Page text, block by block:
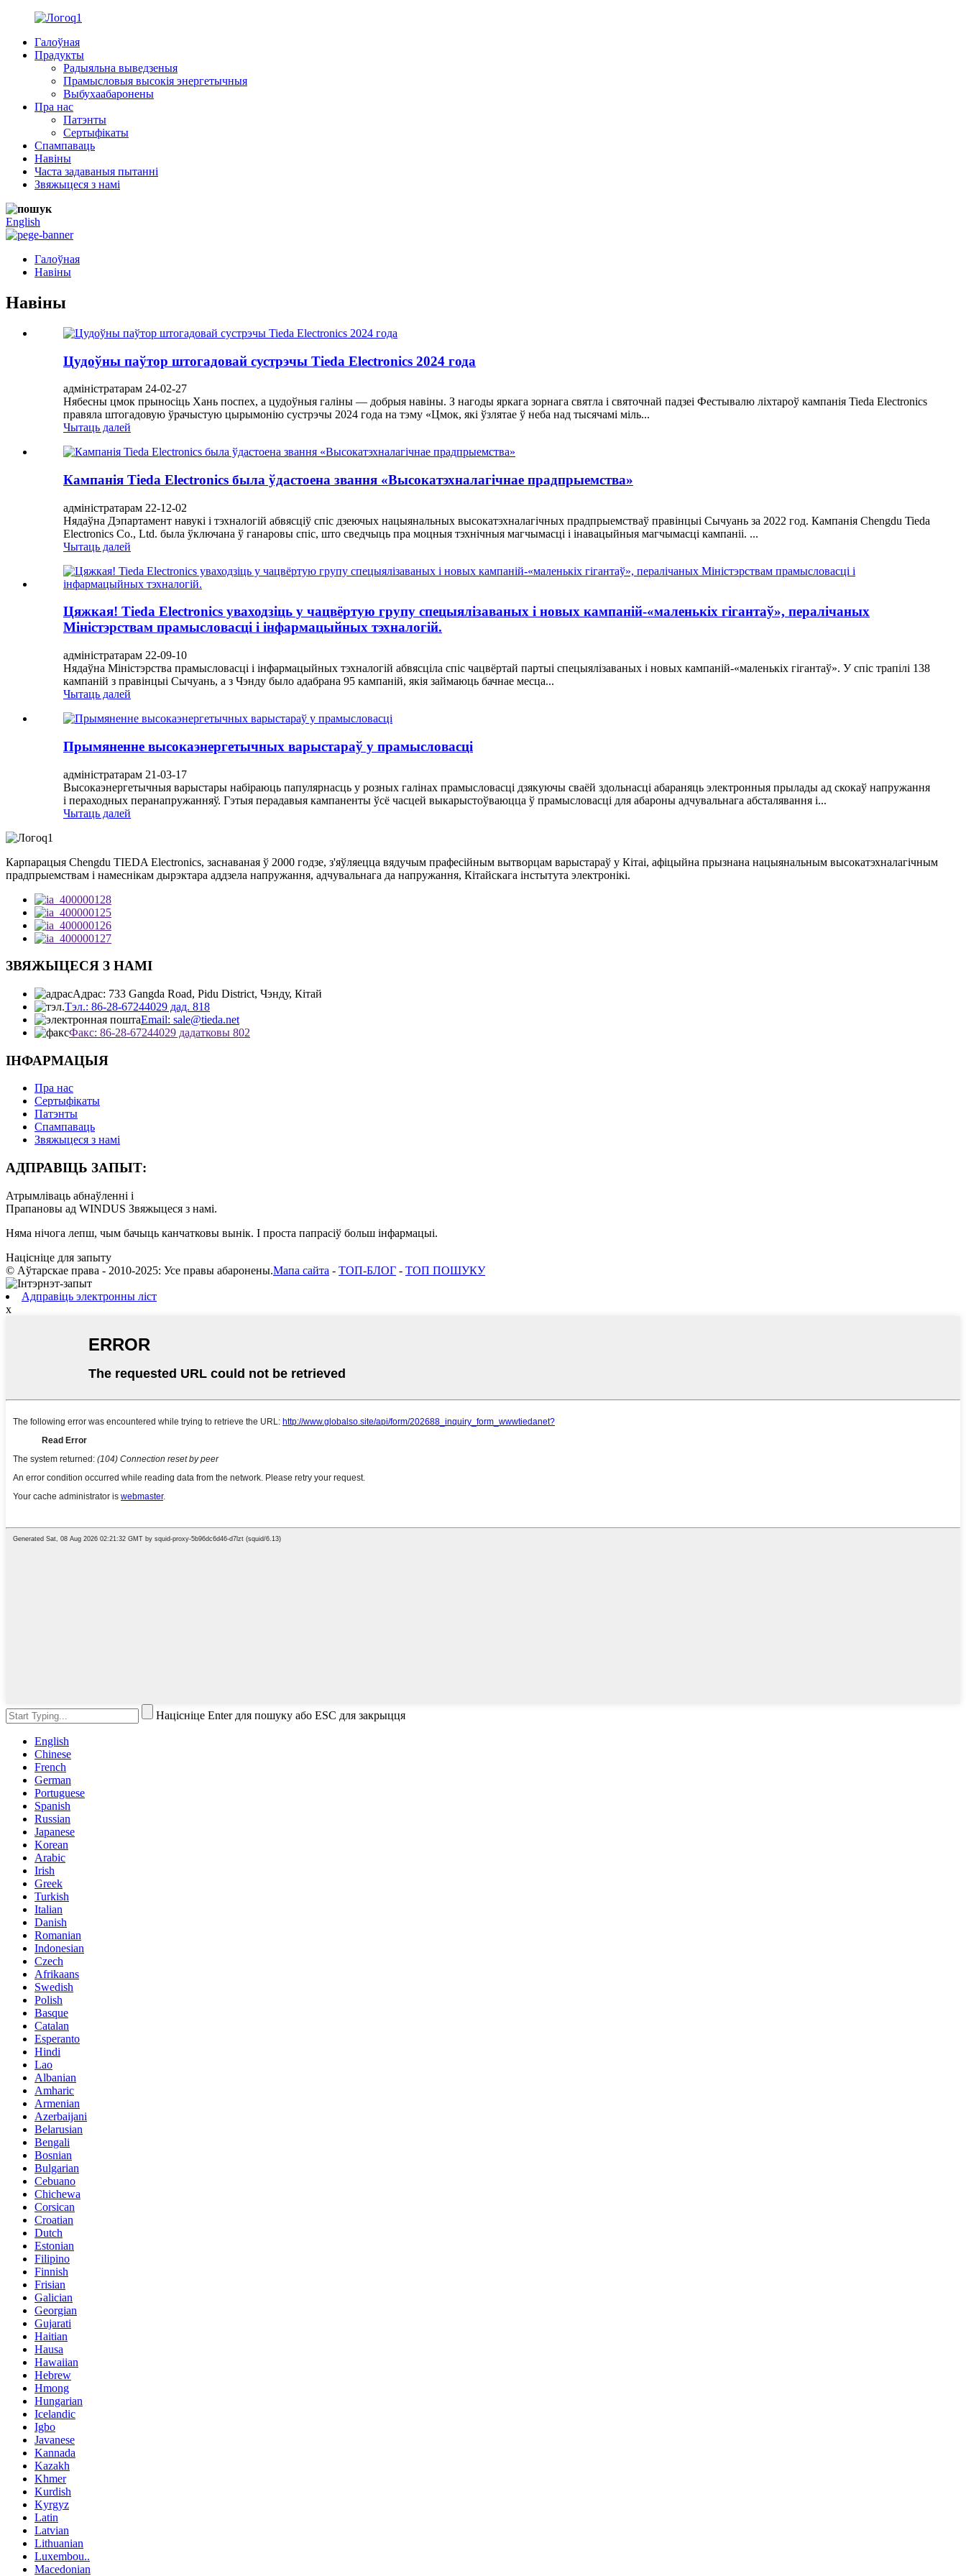
Галоўная
Прадукты
Радыяльна выведзеныя
Прамысловыя высокія энергетычныя
Выбухаабаронены
Пра нас
Патэнты
Сертыфікаты
Спампаваць
Навіны
Часта задаваныя пытанні
Звяжыцеся з намі
English
Галоўная
Навіны
Навіны
Цудоўны паўтор штогадовай сустрэчы Tieda Electronics 2024 года
адміністратарам 24-02-27
Нябесны цмок прыносіць Хань поспех, а цудоўныя галіны — добрыя навіны. З нагоды яркага зорнага святла і святочнай падзеі Фестывалю ліхтароў кампанія Tieda Electronics
правяла штогадовую ўрачыстую цырымонію сустрэчы 2024 года на тэму «Цмок, які ўзлятае ў неба над тысячамі міль...
Чытаць далей
Кампанія Tieda Electronics была ўдастоена звання «Высокатэхналагічнае прадпрыемства»
адміністратарам 22-12-02
Нядаўна Дэпартамент навукі і тэхналогій абвясціў спіс дзеючых нацыянальных высокатэхналагічных прадпрыемстваў правінцыі Сычуань за 2022 год. Кампанія Chengdu Tieda
Electronics Co., Ltd. была ўключана ў ганаровы спіс, што сведчыць пра моцныя тэхнічныя магчымасці і інавацыйныя магчымасці кампаніі. ...
Чытаць далей
Цяжкая! Tieda Electronics уваходзіць у чацвёртую групу спецыялізаваных і новых кампаній-«маленькіх гігантаў», пералічаных
Міністэрствам прамысловасці і інфармацыйных тэхналогій.
адміністратарам 22-09-10
Нядаўна Міністэрства прамысловасці і інфармацыйных тэхналогій абвясціла спіс чацвёртай партыі спецыялізаваных і новых кампаній-«маленькіх гігантаў». У спіс трапілі 138
кампаній з правінцыі Сычуань, а з Чэнду было адабрана 95 кампаній, якія займаюць бачнае месца...
Чытаць далей
Прымяненне высокаэнергетычных варыстараў у прамысловасці
адміністратарам 21-03-17
Высокаэнергетычныя варыстары набіраюць папулярнасць у розных галінах прамысловасці дзякуючы сваёй здольнасці абараняць электронныя прылады ад скокаў напружання
і пераходных перанапружанняў. Гэтыя перадавыя кампаненты ўсё часцей выкарыстоўваюцца ў прамысловасці для абароны адчувальнага абсталявання і...
Чытаць далей
Карпарацыя Chengdu TIEDA Electronics, заснаваная ў 2000 годзе, з'яўляецца вядучым прафесійным вытворцам варыстараў у Кітаі, афіцыйна прызнана нацыянальным высокатэхналагічным
прадпрыемствам і намеснікам дырэктара аддзела напружання, адчувальнага да напружання, Кітайскага інстытута электронікі.
ЗВЯЖЫЦЕСЯ З НАМІ
Адрас: 733 Gangda Road, Pidu District, Чэнду, Кітай
Тэл.: 86-28-67244029 дад. 818
Email: sale@tieda.net
Факс: 86-28-67244029 дадатковы 802
ІНФАРМАЦЫЯ
Пра нас
Сертыфікаты
Патэнты
Спампаваць
Звяжыцеся з намі
АДПРАВІЦЬ ЗАПЫТ:
Атрымліваць абнаўленні і
Прапановы ад WINDUS Звяжыцеся з намі.
Няма нічога лепш, чым бачыць канчатковы вынік. І проста папрасіў больш інфармацыі.
Націсніце для запыту
© Аўтарскае права - 2010-2025: Усе правы абаронены.Мапа сайта - ТОП-БЛОГ - ТОП ПОШУКУ
Адправіць электронны ліст
x
Націсніце Enter для пошуку або ESC для закрыцця
English
Chinese
French
German
Portuguese
Spanish
Russian
Japanese
Korean
Arabic
Irish
Greek
Turkish
Italian
Danish
Romanian
Indonesian
Czech
Afrikaans
Swedish
Polish
Basque
Catalan
Esperanto
Hindi
Lao
Albanian
Amharic
Armenian
Azerbaijani
Belarusian
Bengali
Bosnian
Bulgarian
Cebuano
Chichewa
Corsican
Croatian
Dutch
Estonian
Filipino
Finnish
Frisian
Galician
Georgian
Gujarati
Haitian
Hausa
Hawaiian
Hebrew
Hmong
Hungarian
Icelandic
Igbo
Javanese
Kannada
Kazakh
Khmer
Kurdish
Kyrgyz
Latin
Latvian
Lithuanian
Luxembou..
Macedonian